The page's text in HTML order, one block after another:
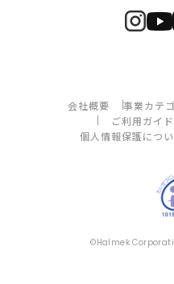
会社概要 事業カテ
ご利用ガイド
個人情報保護につい
©Halmek